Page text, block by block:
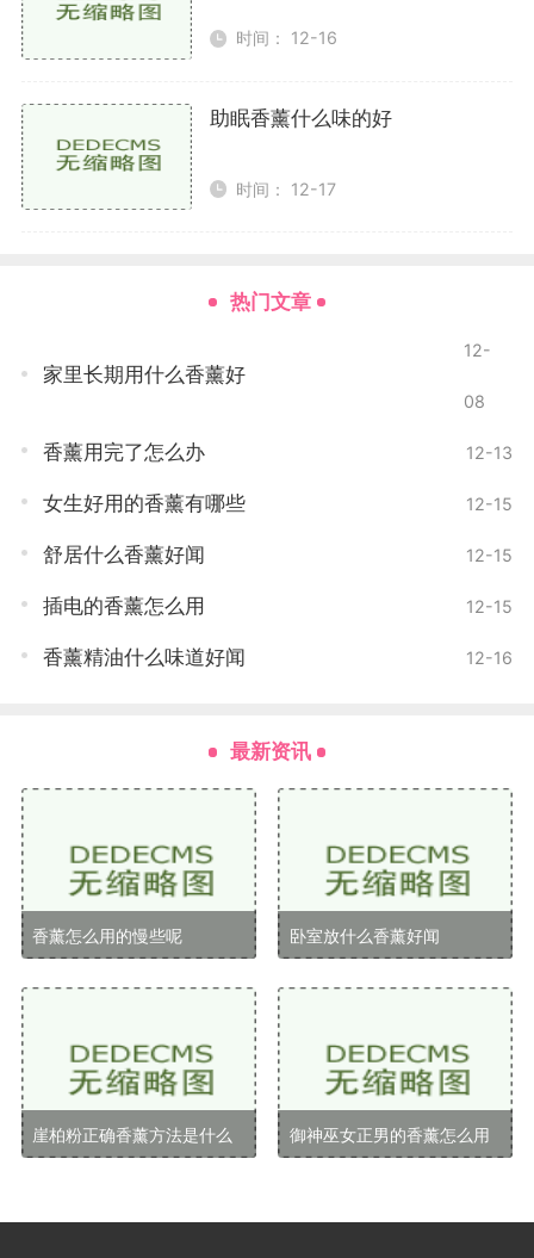
香薰棒是一种通过竹签将香薰油渗透到空气中的产
MILLEFIORI等。
香氛机
氛机的控制更加灵活，适合各种场合使用。
香包是将香料和植物干花装入小袋中，可以放置在
衣柜、鞋柜、车内等地方，起到驱虫和除臭的作用。
香薰的功效
不同的香薰具有不同的功效，选择合适的香薰可以
缓解压力
力，帮助我们放松身心，改善睡眠质量。
提升专注力
薄荷和迷迭香等香薰有助于提高注意力和记忆力，
适合在学习或工作时使用。
改善情绪
柑橘类香薰（如橙子、柠檬）可以提升人的愉悦
感，驱散消极情绪，适合在家庭聚会或与朋友相处时使
用。
驱虫效果
时间： 12-16
助眠香薰什么味的好
时间： 12-17
热门文章
家里长期用什么香薰好
12-
08
香薰用完了怎么办 12-13
女生好用的香薰有哪些 12-15
舒居什么香薰好闻 12-15
插电的香薰怎么用 12-15
香薰精油什么味道好闻 12-16
最新资讯
香薰怎么用的慢些呢 卧室放什么香薰好闻
崖柏粉正确香薰方法是什么 御神巫女正男的香薰怎么用